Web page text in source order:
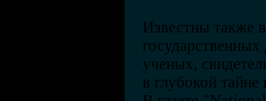
Известны также
ученых,
в глубокой